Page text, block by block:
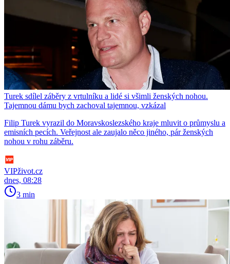
Turek sdílel záběry z vrtulníku a lidé si všimli ženských nohou.
Tajemnou dámu bych zachoval tajemnou, vzkázal
Filip Turek vyrazil do Moravskoslezského kraje mluvit o průmyslu a
emisních pecích. Veřejnost ale zaujalo něco jiného, pár ženských
nohou v rohu záběru.
VIPživot.cz
dnes, 08:28
3 min